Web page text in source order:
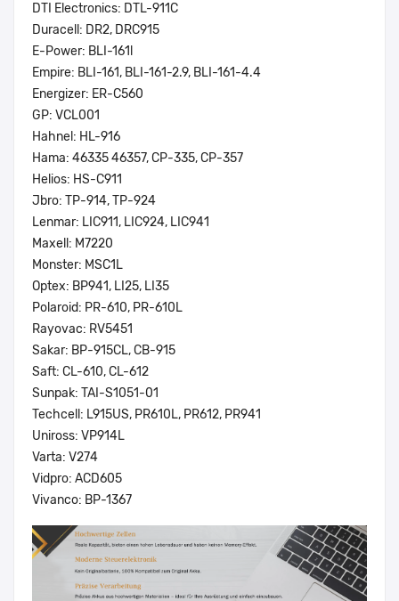
DTI Electronics: DTL-911C
Duracell: DR2, DRC915
E-Power: BLI-161l
Empire: BLI-161, BLI-161-2.9, BLI-161-4.4
Energizer: ER-C560
GP: VCL001
Hahnel: HL-916
Hama: 46335 46357, CP-335, CP-357
Helios: HS-C911
Jbro: TP-914, TP-924
Lenmar: LIC911, LIC924, LIC941
Maxell: M7220
Monster: MSC1L
Optex: BP941, LI25, LI35
Polaroid: PR-610, PR-610L
Rayovac: RV5451
Sakar: BP-915CL, CB-915
Saft: CL-610, CL-612
Sunpak: TAI-S1051-01
Techcell: L915US, PR610L, PR612, PR941
Uniross: VP914L
Varta: V274
Vidpro: ACD605
Vivanco: BP-1367